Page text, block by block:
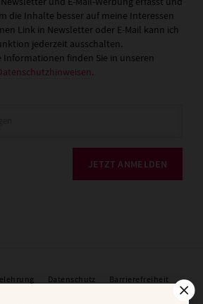
die Inhalte besser auf meine Interessen
Link in Newsletter oder E-Mail kann ich
jederzeit ausschalten.
Informationen finden Sie in unseren
.
JETZT ANMELDEN
Datenschutz Barrierefreiheit